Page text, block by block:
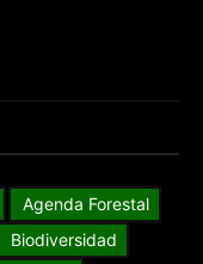
Agenda Forestal
Biodiversidad